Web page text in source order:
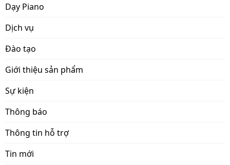
Dạy Piano
Dịch vụ
Đào tạo
Giới thiệu sản phẩm
Sự kiện
Thông báo
Thông tin hỗ trợ
Tin mới